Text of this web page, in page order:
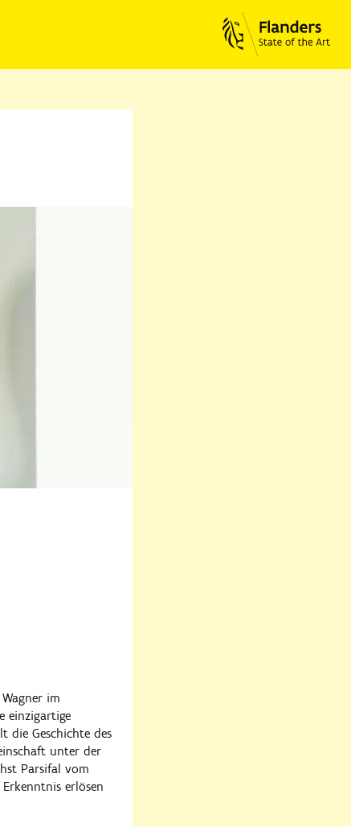
im
einzigartige
die Geschichte des
unter der
Parsifal vom
erlösen